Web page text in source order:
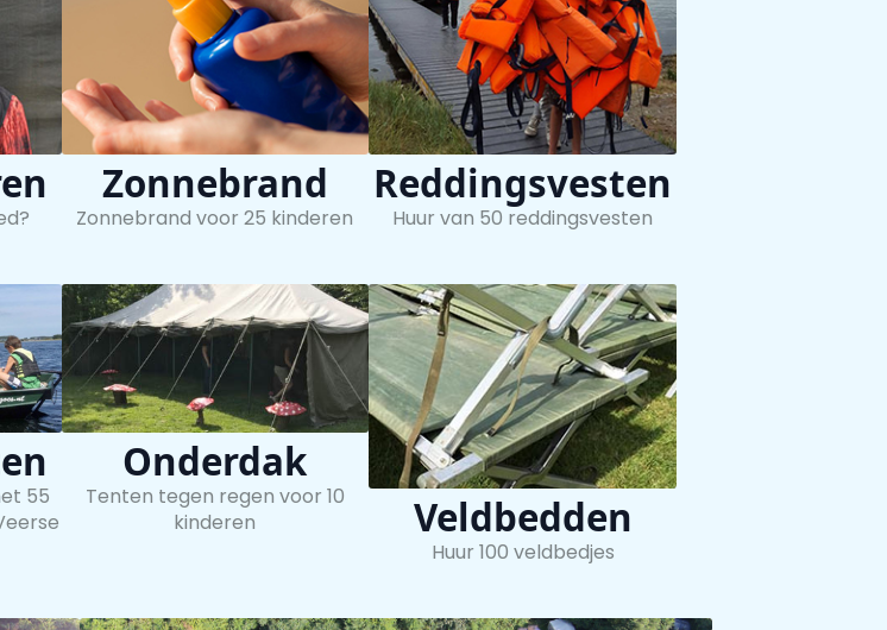
Zonnebrand
Zonnebrand voor 25 kinderen
Reddingsvesten
Huur van 50 reddingsvesten
55
Onderdak
Tenten tegen regen voor 10
kinderen
Veldbedden
Huur 100 veldbedjes